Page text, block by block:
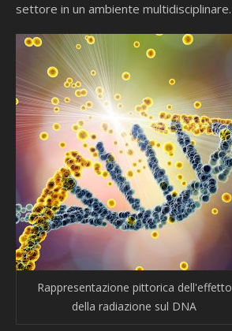
settore in un ambiente multidisciplinare.
Rappresentazione pittorica dell'effetto
della radiazione sul DNA